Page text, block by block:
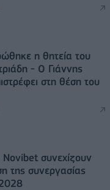
η θητεία του
- Ο Γιάννης
στη θέση του
Novibet συνεχίζουν
της συνεργασίας